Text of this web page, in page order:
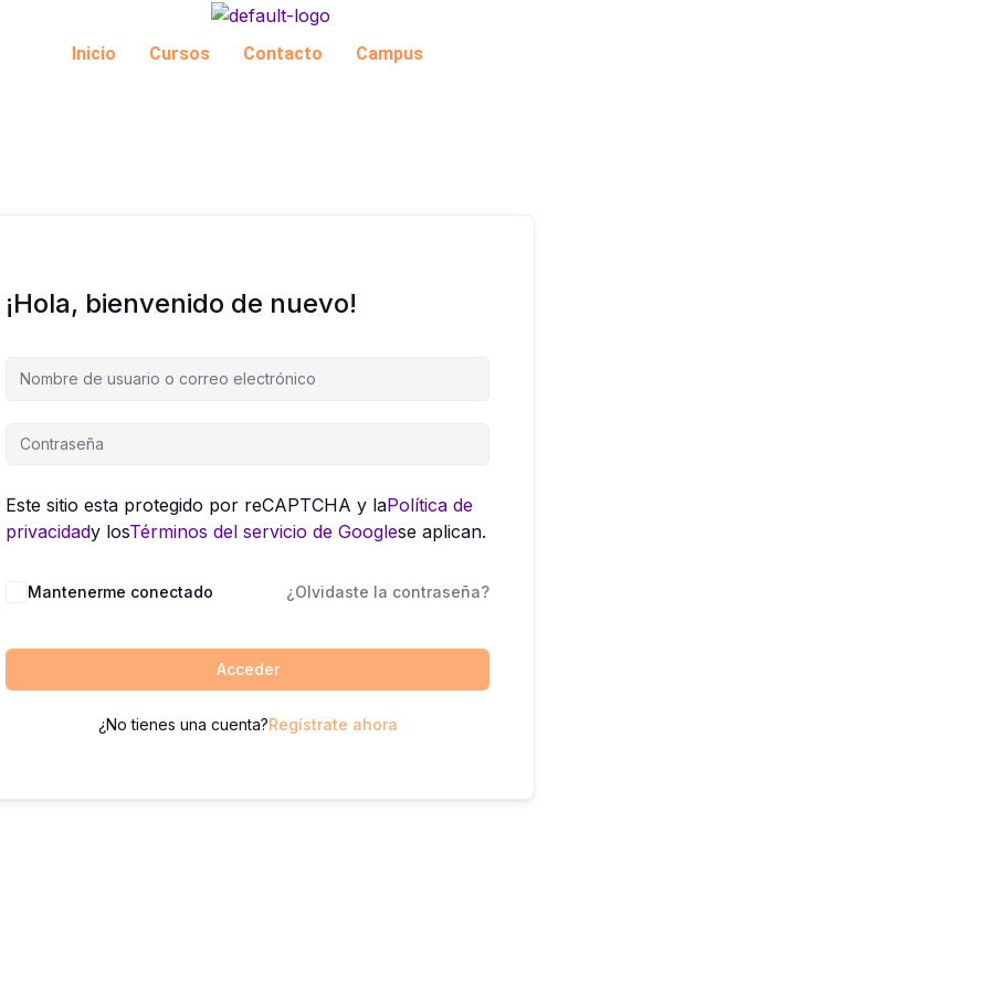
Inicio Cursos Contacto Campus
¡Hola, bienvenido de nuevo!
Este sitio esta protegido por reCAPTCHA y laPolítica de
privacidady losTérminos del servicio de Googlese aplican.
Mantenerme conectado ¿Olvidaste la contraseña?
Acceder
¿No tienes una cuenta?Regístrate ahora